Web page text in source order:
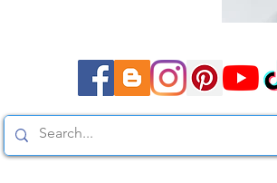
Moda, styl, ubrania i
Moda, styl, ubrania i promocje dla Ciebie